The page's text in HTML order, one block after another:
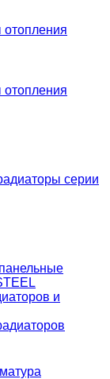
отопления
отопления
серии
и